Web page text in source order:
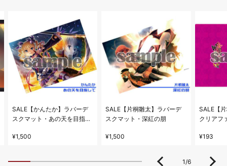
SALE【かんたか】ラバーデ
スクマット・あの天を目指し
¥1,500
SALE【片桐雛太】ラバーデ
スクマット・深紅の朋
¥1,500
SALE【
クリアフ
¥193
1 /6